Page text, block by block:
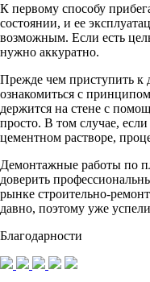
К первому способу
состоянии, и ее
возможным. Если есть
нужно аккуратно.
Прежде чем приступить к
ознакомиться с
держится на стене с
просто. В том случае,
цементном растворе,
Демонтажные работы по
доверить
рынке строительно-
давно, поэтому уже
Благодарности